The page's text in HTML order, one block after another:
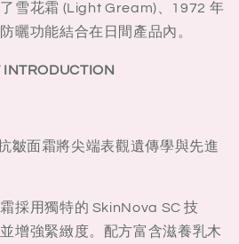
雪花霜 (Light Gream)、1972 年
曬功能結合在日間產品內。
皺面霜將尖端表觀遺傳學與先進
採用獨特的 SkinNova SC 技
增強緊緻度。配方富含滋養乳木